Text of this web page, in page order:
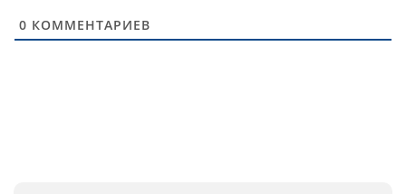
0 КОММЕНТАРИЕВ